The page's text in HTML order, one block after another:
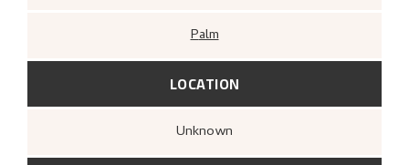
Palm
LOCATION
Unknown